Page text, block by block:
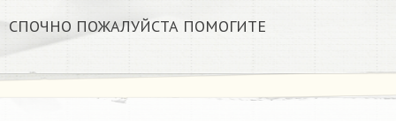
СПОЧНО ПОЖАЛУЙСТА ПОМОГИТЕ